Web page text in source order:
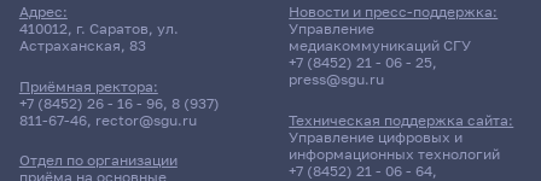
Адрес:
410012, г. Саратов, ул.
Астраханская, 83
Приёмная ректора:
+7 (8452) 26 - 16 - 96, 8 (937)
811-67-46, rector@sgu.ru
Отдел по организации
приёма на основные
Новости и пресс-поддержка:
Управление
медиакоммуникаций СГУ
+7 (8452) 21 - 06 - 25,
press@sgu.ru
Техническая поддержка сайта:
Управление цифровых и
информационных технологий
+7 (8452) 21 - 06 - 64,